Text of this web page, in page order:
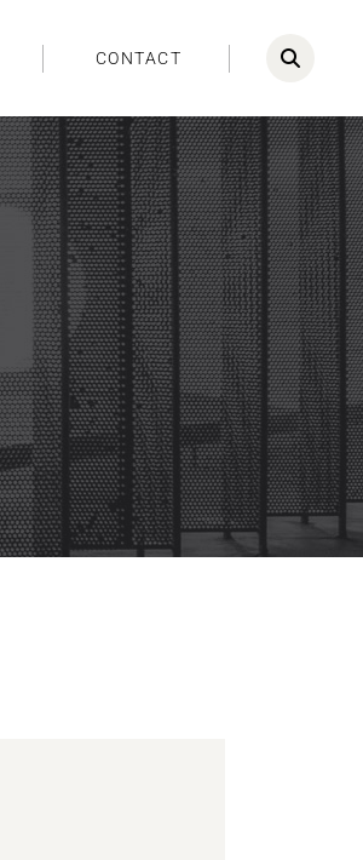
CONTACT